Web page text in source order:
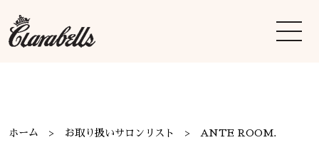
ホーム お取り扱いサロンリスト ANTE ROOM.